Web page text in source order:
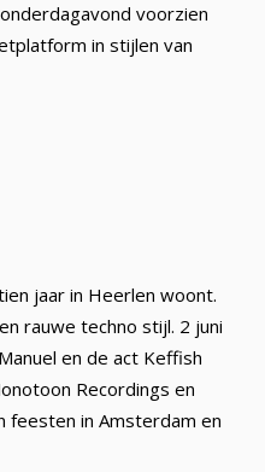
voorzien
in stijlen van
jaar in Heerlen woont.
rauwe techno stijl. 2 juni
en de act Keffish
Recordings en
feesten in Amsterdam en